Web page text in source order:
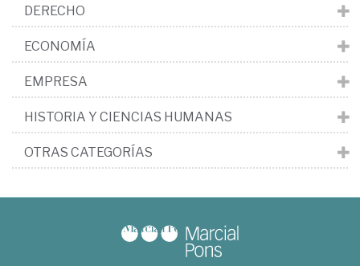
DERECHO
ECONOMÍA
EMPRESA
HISTORIA Y CIENCIAS HUMANAS
OTRAS CATEGORÍAS